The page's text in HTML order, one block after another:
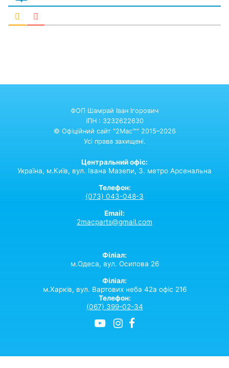
ФОП Шамрай Іван Ігорович
ІПН : 3232622630
© Офіційний сайт "2Mac™" 2015–2026
Усі права захищені.
Центральний офіс:
Україна, м.Київ, вул. Івана Мазепи, 3. метро Арсенальна
Телефон:
(073) 043-048-3
Email:
2macparts@gmail.com
Філіал:
м.Одеса, вул. Осипова 26
Філіал:
м.Харків, вул. Вартових неба 42а офіс 216
Телефон:
(067) 399-02-34